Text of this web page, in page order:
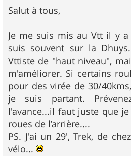
s
s
g
e
Salut à tous,
Je me suis mis au Vtt il y
suis souvent sur la
Vttiste de "haut niveau",
m'améliorer. Si certains
pour des virée de 30/
je suis partant.
l'avance...il faut juste que
roues de l’arrière....
PS. J'ai un 29', Trek, de
vélo...